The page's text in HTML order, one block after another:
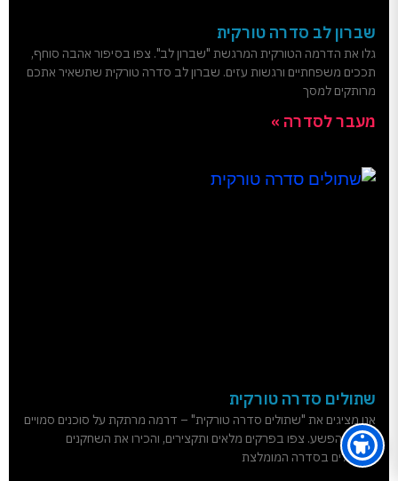
שברון לב סדרה טורקית
גלו את הדרמה הטורקית המרגשת "שברון לב". צפו בסיפור אהבה סוחף,
תככים משפחתיים ורגשות עזים. שברון לב סדרה טורקית שתשאיר אתכם
מרותקים למסך
מעבר לסדרה »
שתולים סדרה טורקית
אנו מציגים את "שתולים סדרה טורקית" – דרמה מרתקת על סוכנים סמויים
בעולם הפשע. צפו בפרקים מלאים ותקצירים, והכירו את השחקנים
המובילים בסדרה המומלצת